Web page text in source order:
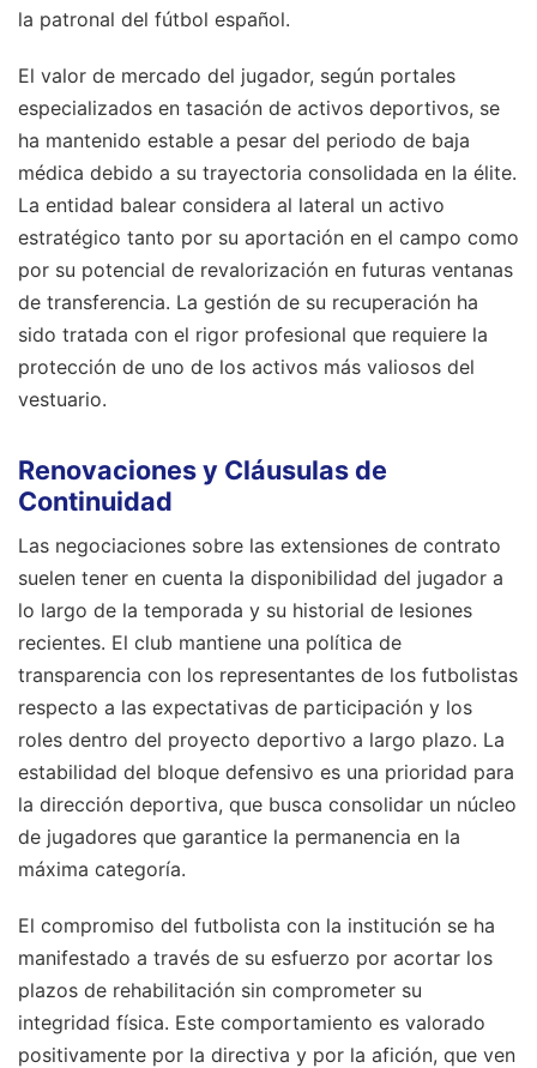
la patronal del fútbol español.
El valor de mercado del jugador, según portales
especializados en tasación de activos deportivos, se
ha mantenido estable a pesar del periodo de baja
médica debido a su trayectoria consolidada en la élite.
La entidad balear considera al lateral un activo
estratégico tanto por su aportación en el campo como
por su potencial de revalorización en futuras ventanas
de transferencia. La gestión de su recuperación ha
sido tratada con el rigor profesional que requiere la
protección de uno de los activos más valiosos del
vestuario.
Renovaciones y Cláusulas de
Continuidad
Las negociaciones sobre las extensiones de contrato
suelen tener en cuenta la disponibilidad del jugador a
lo largo de la temporada y su historial de lesiones
recientes. El club mantiene una política de
transparencia con los representantes de los futbolistas
respecto a las expectativas de participación y los
roles dentro del proyecto deportivo a largo plazo. La
estabilidad del bloque defensivo es una prioridad para
la dirección deportiva, que busca consolidar un núcleo
de jugadores que garantice la permanencia en la
máxima categoría.
El compromiso del futbolista con la institución se ha
manifestado a través de su esfuerzo por acortar los
plazos de rehabilitación sin comprometer su
integridad física. Este comportamiento es valorado
positivamente por la directiva y por la afición, que ven